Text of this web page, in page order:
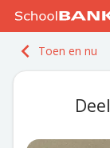
Ga naar de inhoud
Toen en nu